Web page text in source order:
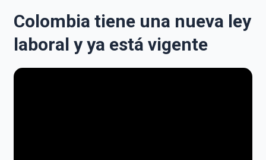
Colombia tiene una nueva ley
laboral y ya está vigente